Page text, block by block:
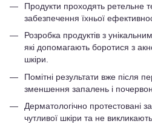
Продукти проходять ретельне
забезпечення їхньої
Розробка продуктів з
які допомагають боротися з
шкіри.
Помітні результати вже після
зменшення запалень і
Дерматологічно протестовані
чутливої шкіри та не